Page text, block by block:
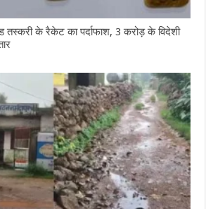
तस्करी के रैकेट का पर्दाफाश, 3 करोड़ के विदेशी